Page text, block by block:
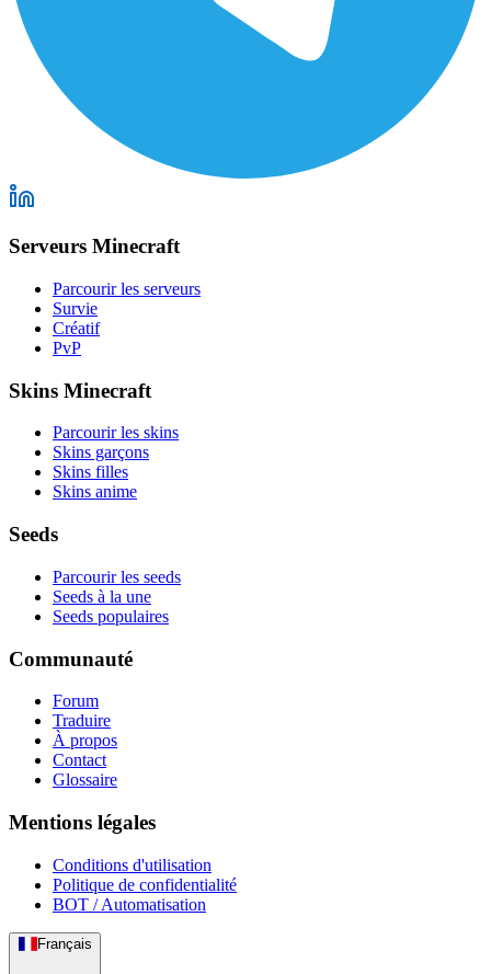
Serveurs Minecraft
Parcourir les serveurs
Survie
Créatif
PvP
Skins Minecraft
Parcourir les skins
Skins garçons
Skins filles
Skins anime
Seeds
Parcourir les seeds
Seeds à la une
Seeds populaires
Communauté
Forum
Traduire
À propos
Contact
Glossaire
Mentions légales
Conditions d'utilisation
Politique de confidentialité
BOT / Automatisation
Français